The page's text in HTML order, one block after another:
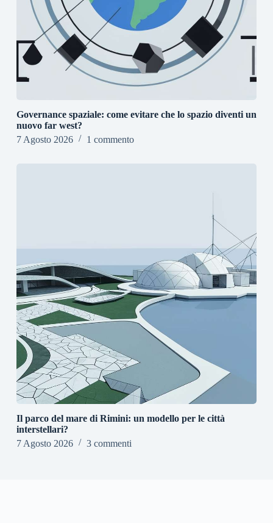
Governance spaziale: come evitare che lo spazio diventi un
nuovo far west?
7 Agosto 2026
1 commento
Il parco del mare di Rimini: un modello per le città
interstellari?
7 Agosto 2026
3 commenti